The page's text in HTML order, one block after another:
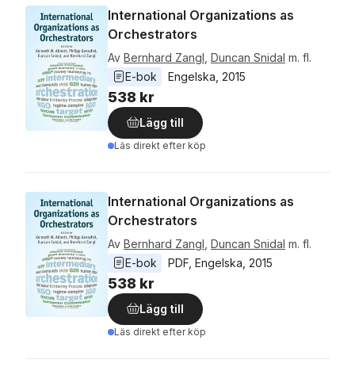
International Organizations as
Orchestrators
Av Bernhard Zangl Duncan Snidal m. fl.
E-bok
Engelska 2015
538 kr
Lägg till
Läs direkt efter köp
International Organizations as
Orchestrators
Av Bernhard Zangl Duncan Snidal m. fl.
E-bok
PDF Engelska 2015
538 kr
Lägg till
Läs direkt efter köp